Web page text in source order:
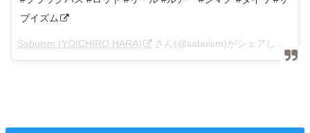
ブイズム
Sabuism (YOICHIRO HARA) さん(@sabuism)がシェアした投稿 –